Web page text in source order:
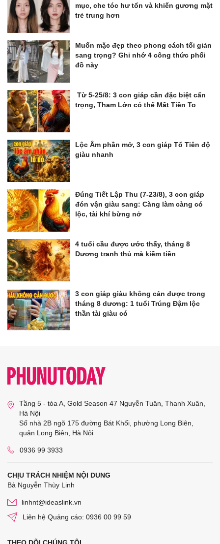
mục, che tóc hư tổn và khiến gương mặt
trẻ trung hơn
Muốn mặc đẹp theo phong cách tối giản
sang trọng? Ghi nhớ 4 công thức phối
đồ này
Từ 5-25/8: 3 con giáp cần đặc biệt cẩn
trọng, Tham Lớn có thể Mất Tiền To
Lộc Âm phần mở, 3 con giáp Tổ Tiên độ
giàu nhanh
Đúng Tiết Lập Thu (7-23/8), 3 con giáp
đón vận giàu sang: Càng làm càng có
lộc, tài khí bừng nở
4 tuổi cầu được ước thấy, tháng 8
Dương tranh thủ mà kiếm tiền
3 con giáp giàu không cản được trong
tháng 8 dương: 1 tuổi Trúng Đậm lộc
thần tài giàu có
Tầng 5 - tòa A, Gold Season 47 Nguyễn Tuân, Thanh Xuân,
Hà Nội
Số nhà 2B ngõ 175 đường Bát Khối, phường Long Biên,
quận Long Biên, Hà Nội
0936 99 3933
CHỊU TRÁCH NHIỆM NỘI DUNG
Bà Nguyễn Thùy Linh
linhnt@ideaslink.vn
Liên hệ Quảng cáo: 0936 00 99 59
THEO DÕI CHÚNG TÔI